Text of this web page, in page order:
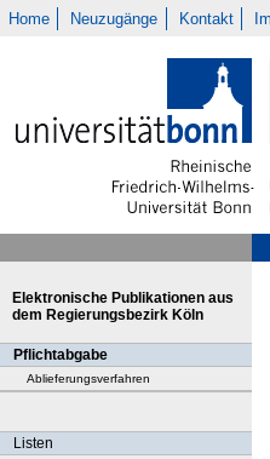
Home Neuzugänge Kontakt
Elektronische Publikationen aus
dem Regierungsbezirk Köln
Pflichtabgabe
Ablieferungsverfahren
Listen